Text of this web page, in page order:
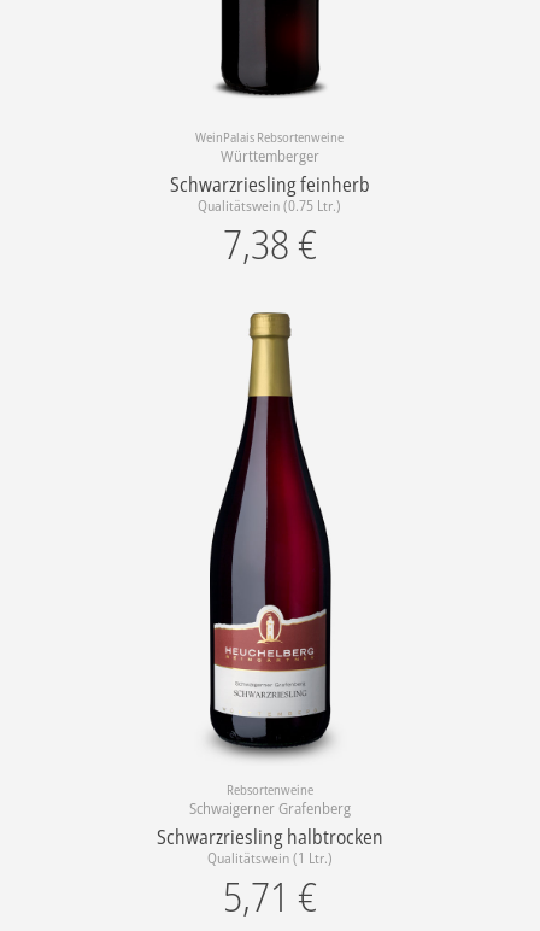
WeinPalais Rebsortenweine
Württemberger
Schwarzriesling feinherb
Qualitätswein (0.75 Ltr.)
7,38 €
Rebsortenweine
Schwaigerner Grafenberg
Schwarzriesling halbtrocken
Qualitätswein (1 Ltr.)
5,71 €